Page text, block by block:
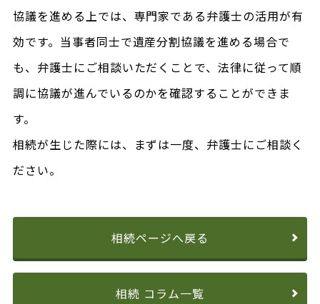
協議を進める上では、専門家である弁護士の活用が有
効です。当事者同士で遺産分割協議を進める場合で
も、弁護士にご相談いただくことで、法律に従って順
調に協議が進んでいるのかを確認することができま
す。
相続が生じた際には、まずは一度、弁護士にご相談く
ださい。
相続ページへ戻る
相続 コラム一覧